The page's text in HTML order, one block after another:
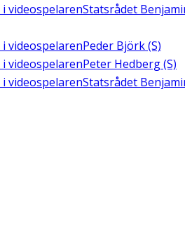
i videospelarenStatsrådet
i videospelarenPeder Björk (S)
i videospelarenPeter Hedberg (S)
i videospelarenStatsrådet